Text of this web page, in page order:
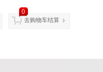
0
去购物车结算